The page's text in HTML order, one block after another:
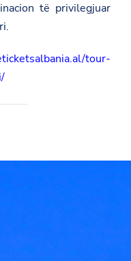
të privilegjuar
tour-